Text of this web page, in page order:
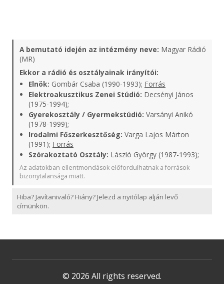
A bemutató idején az intézmény neve: Magyar Rádió
(MR)
Ekkor a rádió és osztályainak irányítói:
Elnök: Gombár Csaba (1990-1993); Forrás
Elektroakusztikus Zenei Stúdió: Decsényi János
(1975-1994);
Gyerekosztály / Gyermekstúdió: Varsányi Anikó
(1978-1999);
Irodalmi Főszerkesztőség: Varga Lajos Márton
(1991); Forrás
Szórakoztató Osztály: László György (1987-1993);
Az adatokban ellentmondások előfordulhatnak a források
bizonytalansága miatt.
Hiba? Javítanivaló? Hiány? Jelezd a nyitólap alján levő
címünkön.
© 2026 All rights reserved.